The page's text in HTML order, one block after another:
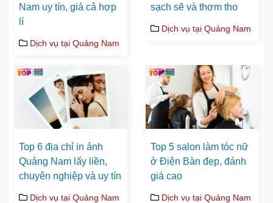
Nam uy tín, giá cả hợp
lí
Dịch vụ tại Quảng Nam
sạch sẽ và thơm tho
Dịch vụ tại Quảng Nam
Top 6 địa chỉ in ảnh
Quảng Nam lấy liền,
chuyên nghiệp và uy tín
Dịch vụ tại Quảng Nam
Top 5 salon làm tóc nữ
ở Điện Bàn đẹp, đánh
giá cao
Dịch vụ tại Quảng Nam